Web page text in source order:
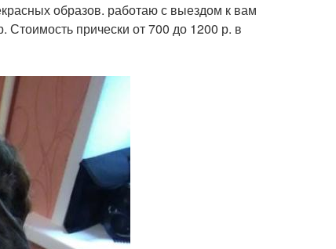
образов. работаю с выездом к вам
прически от 700 до 1200 р. в